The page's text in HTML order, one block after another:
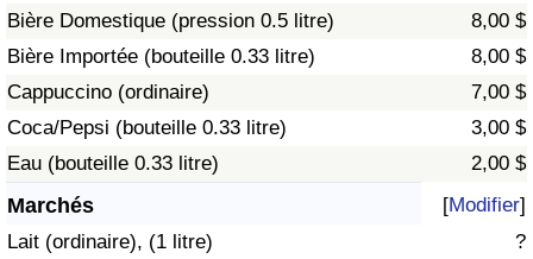
Bière Domestique (pression 0.5 litre)
8,00 $
Bière Importée (bouteille 0.33 litre)
8,00 $
Cappuccino (ordinaire)
7,00 $
Coca/Pepsi (bouteille 0.33 litre)
3,00 $
Eau (bouteille 0.33 litre)
2,00 $
Marchés [Modifier]
Lait (ordinaire), (1 litre)
?
Indice de Criminalité (Actuel)
Indice de Criminalité
Indice de criminalité par pays
Soins de santé